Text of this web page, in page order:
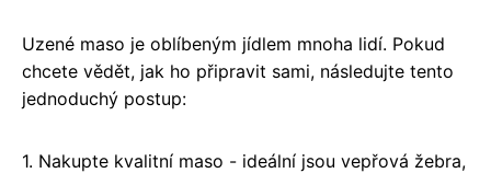
Uzené maso je oblíbeným jídlem mnoha lidí. Pokud
chcete vědět, jak ho připravit sami, následujte tento
jednoduchý postup:
1. Nakupte kvalitní maso - ideální jsou vepřová žebra,